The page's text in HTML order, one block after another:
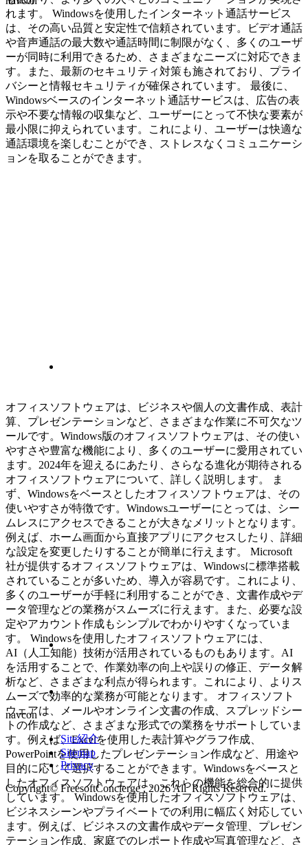
れます。 Windowsを使用したインターネット通話サービス
は、その高い品質と安定性で信頼されています。ビデオ通話
や音声通話の最大数や通話時間に制限がなく、多くのユーザ
ーが同時に利用できるため、さまざまなニーズに対応できま
す。また、最新のセキュリティ対策も施されており、プライ
バシーと情報セキュリティが確保されています。 最後に、
Windowsベースのインターネット通話サービスは、広告の表
示や不要な情報の収集など、ユーザーにとって不快な要素が
最小限に抑えられています。これにより、ユーザーは快適な
通話環境を楽しむことができ、ストレスなくコミュニケーシ
ョンを取ることができます。
オフィスソフトウェアは、ビジネスや個人の文書作成、表計
算、プレゼンテーションなど、さまざまな作業に不可欠なツ
ールです。Windows版のオフィスソフトウェアは、その使い
やすさや豊富な機能により、多くのユーザーに愛用されてい
ます。2024年を迎えるにあたり、さらなる進化が期待される
オフィスソフトウェアについて、詳しく説明します。 ま
ず、Windowsをベースとしたオフィスソフトウェアは、その
使いやすさが特徴です。Windowsユーザーにとっては、シー
ムレスにアクセスできることが大きなメリットとなります。
例えば、ホーム画面から直接アプリにアクセスしたり、詳細
な設定を変更したりすることが簡単に行えます。 Microsoft
社が提供するオフィスソフトウェアは、Windowsに標準搭載
されていることが多いため、導入が容易です。これにより、
多くのユーザーが手軽に利用することができ、文書作成やデ
ータ管理などの業務がスムーズに行えます。また、必要な設
定やアカウント作成もシンプルでわかりやすくなっていま
す。 Windowsを使用したオフィスソフトウェアには、
AI（人工知能）技術が活用されているものもあります。AI
を活用することで、作業効率の向上や誤りの修正、データ解
析など、さまざまな利点が得られます。これにより、よりス
ムーズで効率的な業務が可能となります。 オフィスソフト
ウェアは、メールやオンライン文書の作成、スプレッドシー
トの作成など、さまざまな形式での業務をサポートしていま
す。例えば、Excelを使用した表計算やグラフ作成、
PowerPointを使用したプレゼンテーション作成など、用途や
目的に応じて選択することができます。Windowsをベースと
したオフィスソフトウェアは、これらの機能を総合的に提供
しています。 Windowsを使用したオフィスソフトウェアは、
ビジネスシーンやプライベートでの利用に幅広く対応してい
ます。例えば、ビジネスの文書作成やデータ管理、プレゼン
テーション作成、家庭でのレポート作成や写真管理など、さ
navcon
Site紹介
Sitemap
Privacy
Copyright© FreesoftConcierge , 2026 All Rights Reserved.